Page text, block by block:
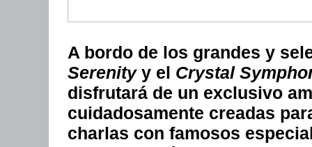
A bordo de los grandes y
Serenityy el Crystal
disfrutará de un exclusivo
cuidadosamente creadas
charlas con famosos